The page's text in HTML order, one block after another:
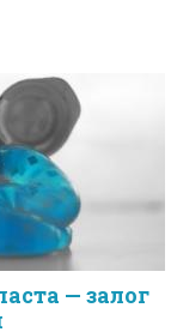
— залог